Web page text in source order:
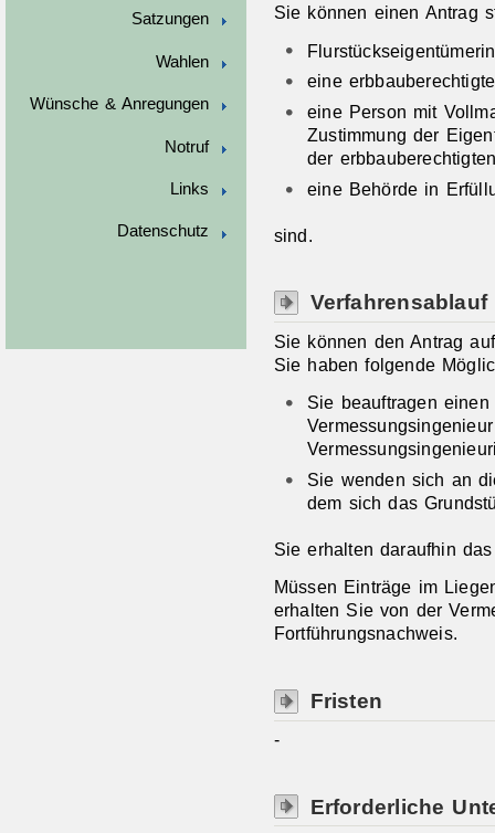
Satzungen
Wahlen
Wünsche & Anregungen
Notruf
Links
Datenschutz
Sie können einen Antrag
eine
eine Person mit
Zustimmung der
der
eine Behörde in
sind.
Verfahrensablauf
Sie können den Antrag
Sie haben folgende
Sie beauftragen
Sie wenden sich an
dem sich das
Sie erhalten daraufhin
Müssen Einträge im
erhalten Sie von der
Fortführungsnachweis.
Fristen
-
Erforderliche